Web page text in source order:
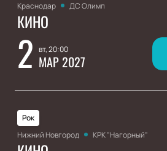
Краснодар
ДС Олимп
КИНО
2 вт, 20:00
МАР 2027
Рок
Нижний Новгород
КРК "Нагорный"